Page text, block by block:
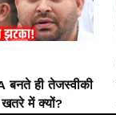
बनते ही तेजस्वीकी
खतरे में क्यों?